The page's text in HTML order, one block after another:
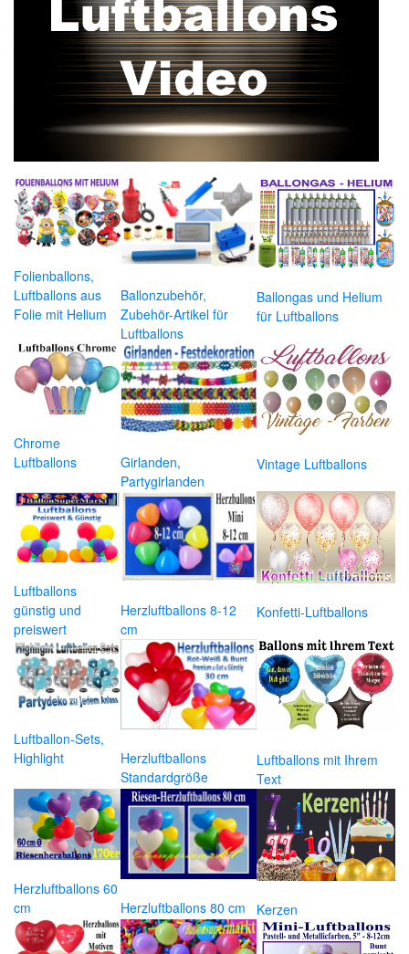
Folienballons,
Luftballons aus
Folie mit Helium
Ballonzubehör,
Zubehör-Artikel für
Luftballons
Ballongas und Helium
für Luftballons
Chrome
Luftballons
Girlanden,
Partygirlanden
Vintage Luftballons
Luftballons
günstig und
preiswert
Herzluftballons 8-12
cm
Konfetti-Luftballons
Luftballon-Sets,
Highlight
Herzluftballons
Standardgröße
Luftballons mit Ihrem
Text
Herzluftballons 60
cm
Herzluftballons 80 cm Kerzen